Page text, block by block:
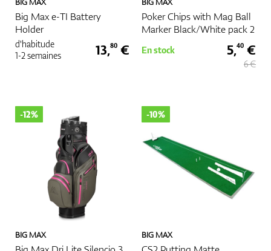
BIG MAX
Big Max e-TI Battery
Holder
d'habitude
1-2 semaines
13,80 €
BIG MAX
Poker Chips with Mag Ball
Marker Black/White pack 2
En stock 5,40 €
6 €
BIG MAX
-12%
BIG MAX
-10%